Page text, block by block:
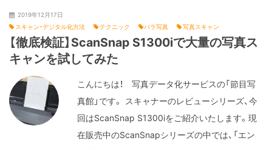
2019年12月17日
スキャン・デジタル化方法
テクニック バラ写真 写真スキャン
【徹底検証】ScanSnap S1300iで大量の写真ス
キャンを試してみた
こんにちは！ 写真データ化サービスの「節目写
真館」です。 スキャナーのレビューシリーズ、今
回はScanSnap S1300iをご紹介いたします。現
在販売中のScanSnapシリーズの中では、「エン